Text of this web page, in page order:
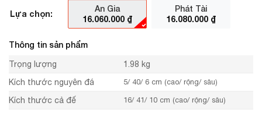
Lựa chọn:
An Gia
16.060.000 ₫
Phát Tài
16.080.000 ₫
Thông tin sản phẩm
Trọng lượng
1.98 kg
Kích thước nguyên đá
5/ 40/ 6 cm (cao/ rộng/ sâu)
Kích thước cả đế 16/ 41/ 10 cm (cao/ rộng/ sâu)